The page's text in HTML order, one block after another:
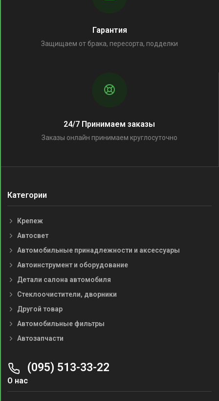
Гарантия
Защищаем от брака, пересорта, подделки
24/7 Принимаем заказы
Заказы онлайн принимаем круглосуточно
Категории
Крепеж
Автосвет
Автомобильные принадлежности и аксессуары
Автоинструмент и оборудование
Детали салона автомобиля
Стеклоочистители, дворники
Другой товар
Автомобильные фильтры
Автозапчасти
(095) 513-33-22
О нас